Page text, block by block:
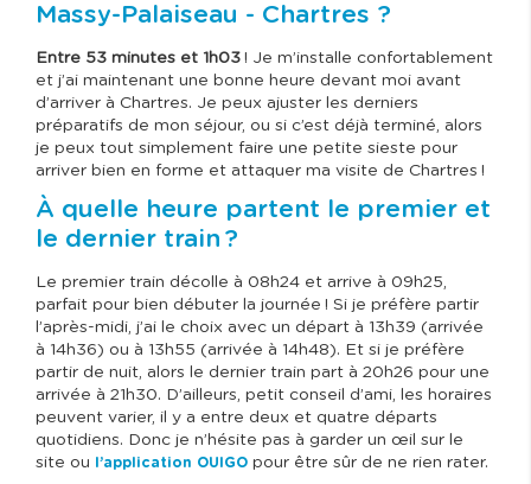
Massy-Palaiseau - Chartres ?
Entre 53 minutes et 1h03 ! Je m’installe confortablement
et j’ai maintenant une bonne heure devant moi avant
d’arriver à Chartres. Je peux ajuster les derniers
préparatifs de mon séjour, ou si c’est déjà terminé, alors
je peux tout simplement faire une petite sieste pour
arriver bien en forme et attaquer ma visite de Chartres !
À quelle heure partent le premier et
le dernier train ?
Le premier train décolle à 08h24 et arrive à 09h25,
parfait pour bien débuter la journée ! Si je préfère partir
l’après-midi, j’ai le choix avec un départ à 13h39 (arrivée
à 14h36) ou à 13h55 (arrivée à 14h48). Et si je préfère
partir de nuit, alors le dernier train part à 20h26 pour une
arrivée à 21h30. D’ailleurs, petit conseil d’ami, les horaires
peuvent varier, il y a entre deux et quatre départs
quotidiens. Donc je n’hésite pas à garder un œil sur le
site ou l’application OUIGO pour être sûr de ne rien rater.